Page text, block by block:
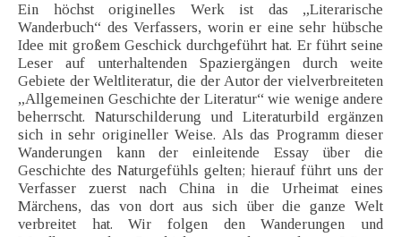
Ein höchst originelles Werk ist das „Literarische
Wanderbuch“ des Verfassers, worin er eine sehr hübsche
Idee mit großem Geschick durchgeführt hat. Er führt seine
Leser auf unterhaltenden Spaziergängen durch weite
Gebiete der Weltliteratur, die der Autor der vielverbreiteten
„Allgemeinen Geschichte der Literatur“ wie wenige andere
beherrscht. Naturschilderung und Literaturbild ergänzen
sich in sehr origineller Weise. Als das Programm dieser
Wanderungen kann der einleitende Essay über die
Geschichte des Naturgefühls gelten; hierauf führt uns der
Verfasser zuerst nach China in die Urheimat eines
Märchens, das von dort aus sich über die ganze Welt
verbreitet hat. Wir folgen den Wanderungen und